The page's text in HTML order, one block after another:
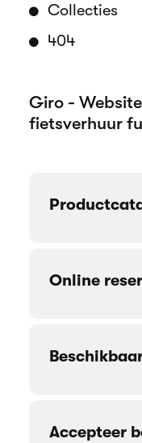
Collecties
404
Giro -
fietsverhuur
Online
Accepteer